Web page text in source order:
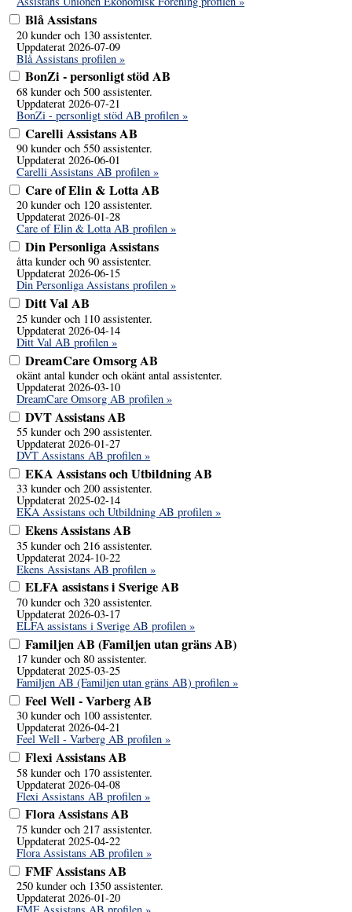
Blå Assistans
20 kunder och 130 assistenter.
Uppdaterat 2026-07-09
Blå Assistans profilen »
BonZi - personligt stöd AB
68 kunder och 500 assistenter.
Uppdaterat 2026-07-21
BonZi - personligt stöd AB profilen »
Carelli Assistans AB
90 kunder och 550 assistenter.
Uppdaterat 2026-06-01
Carelli Assistans AB profilen »
Care of Elin & Lotta AB
20 kunder och 120 assistenter.
Uppdaterat 2026-01-28
Care of Elin & Lotta AB profilen »
Din Personliga Assistans
åtta kunder och 90 assistenter.
Uppdaterat 2026-06-15
Din Personliga Assistans profilen »
Ditt Val AB
25 kunder och 110 assistenter.
Uppdaterat 2026-04-14
Ditt Val AB profilen »
DreamCare Omsorg AB
okänt antal kunder och okänt antal assistenter.
Uppdaterat 2026-03-10
DreamCare Omsorg AB profilen »
DVT Assistans AB
55 kunder och 290 assistenter.
Uppdaterat 2026-01-27
DVT Assistans AB profilen »
EKA Assistans och Utbildning AB
33 kunder och 200 assistenter.
Uppdaterat 2025-02-14
EKA Assistans och Utbildning AB profilen »
Ekens Assistans AB
35 kunder och 216 assistenter.
Uppdaterat 2024-10-22
Ekens Assistans AB profilen »
ELFA assistans i Sverige AB
70 kunder och 320 assistenter.
Uppdaterat 2026-03-17
ELFA assistans i Sverige AB profilen »
Familjen AB (Familjen utan gräns AB)
17 kunder och 80 assistenter.
Uppdaterat 2025-03-25
Familjen AB (Familjen utan gräns AB) profilen »
Feel Well - Varberg AB
30 kunder och 100 assistenter.
Uppdaterat 2026-04-21
Feel Well - Varberg AB profilen »
Flexi Assistans AB
58 kunder och 170 assistenter.
Uppdaterat 2026-04-08
Flexi Assistans AB profilen »
Flora Assistans AB
75 kunder och 217 assistenter.
Uppdaterat 2025-04-22
Flora Assistans AB profilen »
FMF Assistans AB
250 kunder och 1350 assistenter.
Uppdaterat 2026-01-20